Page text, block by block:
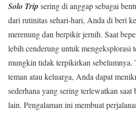
Solo Trip sering di anggap sebagai
dari rutinitas sehari-hari, Anda di beri
merenung dan berpikir jernih. Saat
lebih cenderung untuk mengeksplorasi
mungkin tidak terpikirkan sebelumnya.
teman atau keluarga, Anda dapat
sederhana yang sering terlewatkan saat
lain. Pengalaman ini membuat